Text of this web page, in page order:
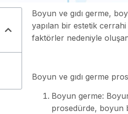
Boyun ve gıdı germe,
yapılan bir estetik
faktörler nedeniyle
Boyun ve gıdı germe
Boyun germe:
prosedürde, boyun